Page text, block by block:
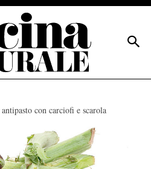
con carciofi e scarola